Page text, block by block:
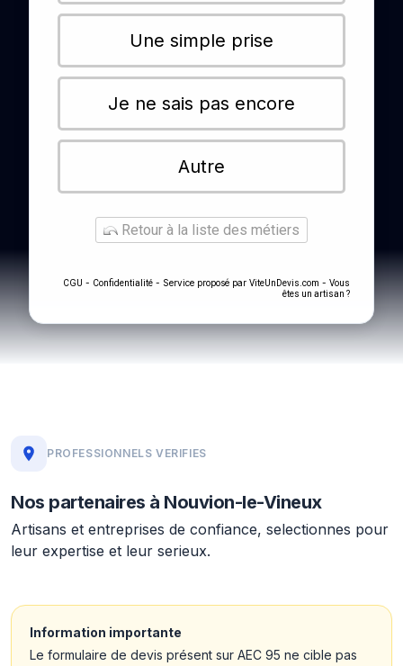
Une simple prise
Je ne sais pas encore
Autre
Retour à la liste des métiers
CGU - Confidentialité - Service proposé par ViteUnDevis.com - Vous
êtes un artisan ?
PROFESSIONNELS VERIFIES
Nos partenaires à Nouvion-le-Vineux
Artisans et entreprises de confiance, selectionnes pour
leur expertise et leur serieux.
Information importante
Le formulaire de devis présent sur AEC 95 ne cible pas